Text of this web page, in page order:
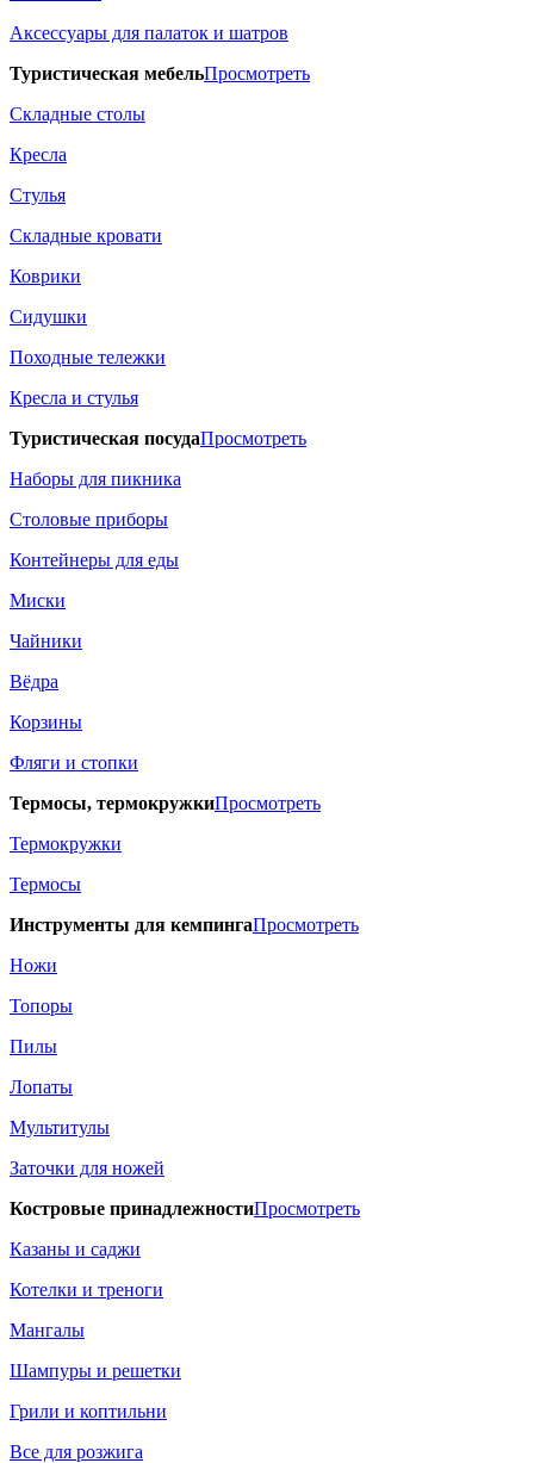
Аксессуары для палаток и шатров
Туристическая мебельПросмотреть
Складные столы
Кресла
Стулья
Складные кровати
Коврики
Сидушки
Походные тележки
Кресла и стулья
Туристическая посудаПросмотреть
Наборы для пикника
Столовые приборы
Контейнеры для еды
Миски
Чайники
Вёдра
Корзины
Фляги и стопки
Термосы, термокружкиПросмотреть
Термокружки
Термосы
Инструменты для кемпингаПросмотреть
Ножи
Топоры
Пилы
Лопаты
Мультитулы
Заточки для ножей
Костровые принадлежностиПросмотреть
Казаны и саджи
Котелки и треноги
Мангалы
Шампуры и решетки
Грили и коптильни
Все для розжига